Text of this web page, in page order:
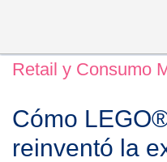
Retail y Consumo
Cómo
reinventó la